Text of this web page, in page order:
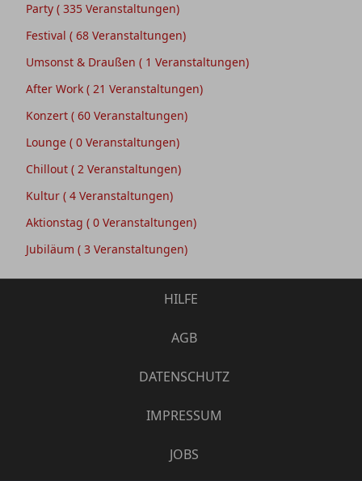
Party ( 335 Veranstaltungen)
Festival ( 68 Veranstaltungen)
Umsonst & Draußen ( 1 Veranstaltungen)
After Work ( 21 Veranstaltungen)
Konzert ( 60 Veranstaltungen)
Lounge ( 0 Veranstaltungen)
Chillout ( 2 Veranstaltungen)
Kultur ( 4 Veranstaltungen)
Aktionstag ( 0 Veranstaltungen)
Jubiläum ( 3 Veranstaltungen)
HILFE
AGB
DATENSCHUTZ
IMPRESSUM
JOBS